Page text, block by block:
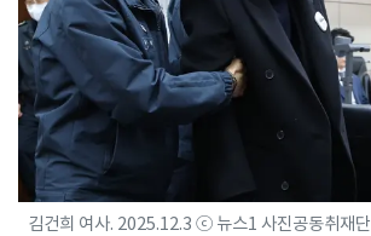
김건희 여사. 2025.12.3 ⓒ 뉴스1 사진공동취재단